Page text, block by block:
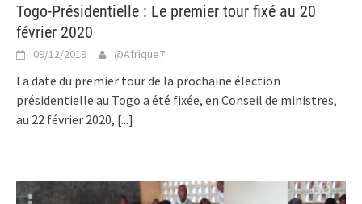
Togo-Présidentielle : Le premier tour fixé au 20
février 2020
09/12/2019 @Afrique7
La date du premier tour de la prochaine élection
présidentielle au Togo a été fixée, en Conseil de ministres,
au 22 février 2020, [...]